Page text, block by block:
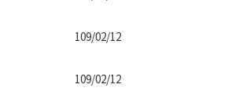
109/02/12
109/02/12